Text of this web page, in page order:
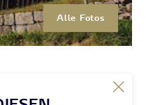
Alle Fotos